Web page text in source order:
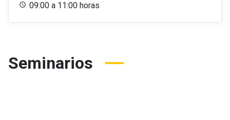
09:00 a 11:00 horas
Seminarios